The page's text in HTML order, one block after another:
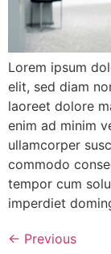
Lorem ipsum
elit, sed diam
laoreet dolore
enim ad minim
ullamcorper
commodo
tempor cum
imperdiet
← Previous